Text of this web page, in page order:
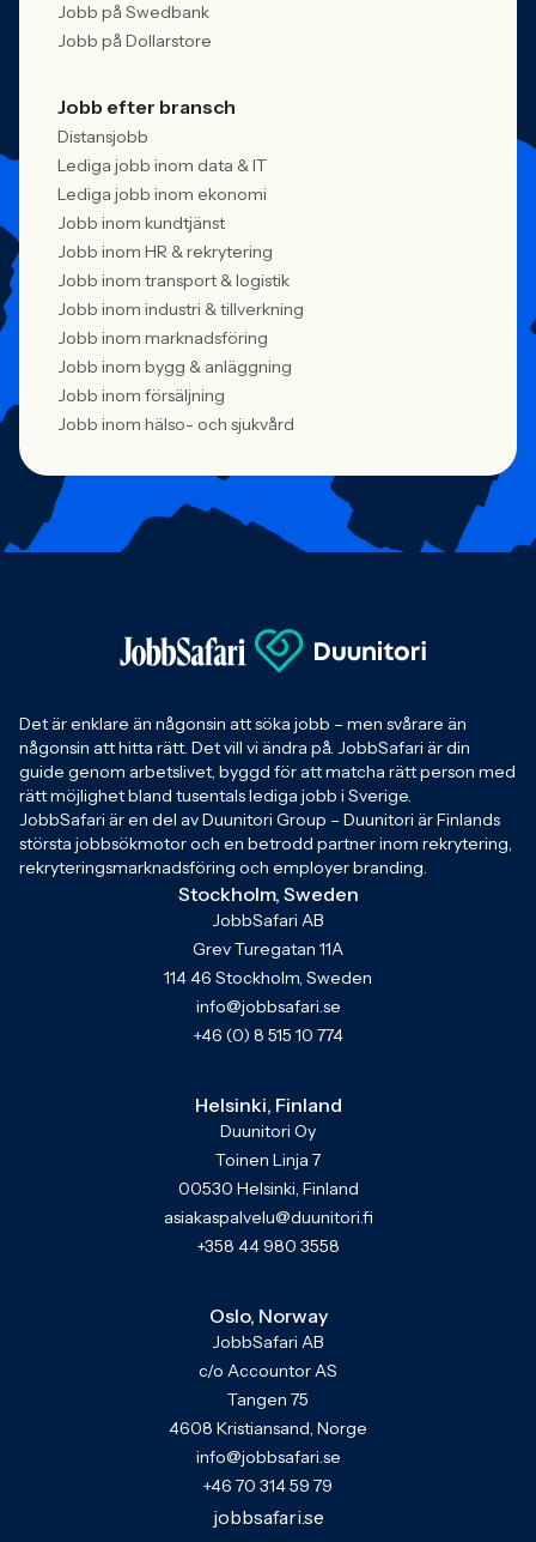
Jobb på Swedbank
Jobb på Dollarstore
Jobb efter bransch
Distansjobb
Lediga jobb inom data & IT
Lediga jobb inom ekonomi
Jobb inom kundtjänst
Jobb inom HR & rekrytering
Jobb inom transport & logistik
Jobb inom industri & tillverkning
Jobb inom marknadsföring
Jobb inom bygg & anläggning
Jobb inom försäljning
Jobb inom hälso- och sjukvård
Det är enklare än någonsin att söka jobb – men svårare än
någonsin att hitta rätt. Det vill vi ändra på. JobbSafari är din
guide genom arbetslivet, byggd för att matcha rätt person med
rätt möjlighet bland tusentals lediga jobb i Sverige.
JobbSafari är en del av Duunitori Group – Duunitori är Finlands
största jobbsökmotor och en betrodd partner inom rekrytering,
rekryteringsmarknadsföring och employer branding.
Stockholm, Sweden
JobbSafari AB
Grev Turegatan 11A
114 46 Stockholm, Sweden
info@jobbsafari.se
+46 (0) 8 515 10 774
Helsinki, Finland
Duunitori Oy
Toinen Linja 7
00530 Helsinki, Finland
asiakaspalvelu@duunitori.fi
+358 44 980 3558
Oslo, Norway
JobbSafari AB
c/o Accountor AS
Tangen 75
4608 Kristiansand, Norge
info@jobbsafari.se
+46 70 314 59 79
jobbsafari.se